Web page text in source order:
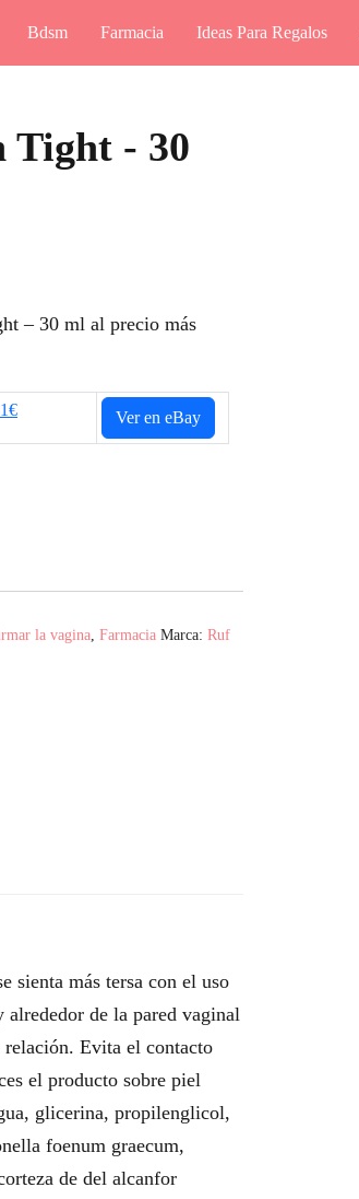
Bdsm Farmacia Ideas Para Regalos
Tight - 30
– 30 ml al precio más
Ver en eBay
la vagina, Farmacia Marca: Ruf
sienta más tersa con el uso
de la pared vaginal
relación. Evita el contacto
el producto sobre piel
glicerina, propilenglicol,
foenum graecum,
de del alcanfor